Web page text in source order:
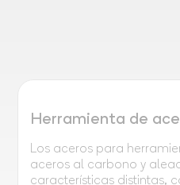
Herramienta de
Los aceros para
aceros al carbono y
características distintas,